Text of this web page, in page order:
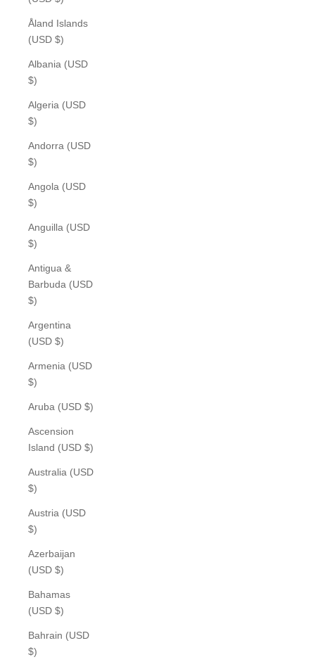
Åland Islands
(USD $)
Albania (USD
$)
Algeria (USD
$)
Andorra (USD
$)
Angola (USD
$)
Anguilla (USD
$)
Antigua &
Barbuda (USD
$)
Argentina
(USD $)
Armenia (USD
$)
Aruba (USD $)
Ascension
Island (USD $)
Australia (USD
$)
Austria (USD
$)
Azerbaijan
(USD $)
Bahamas
(USD $)
Bahrain (USD
$)